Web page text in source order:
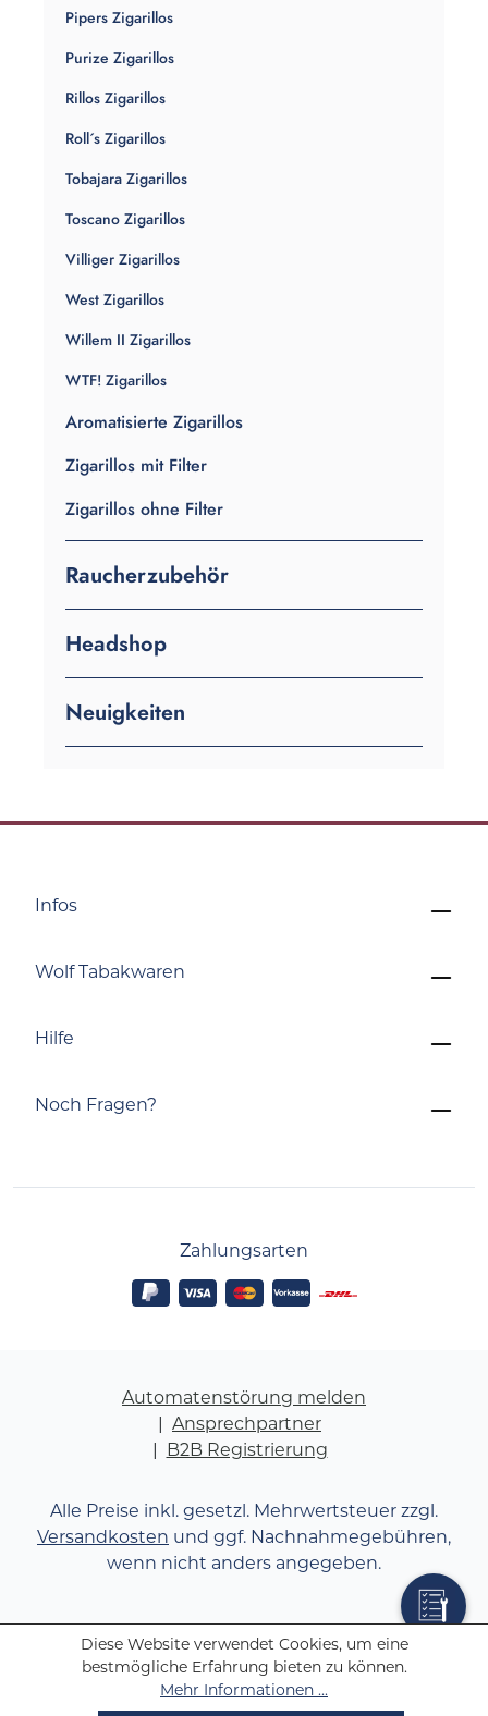
Pipers Zigarillos
Purize Zigarillos
Rillos Zigarillos
Roll´s Zigarillos
Tobajara Zigarillos
Toscano Zigarillos
Villiger Zigarillos
West Zigarillos
Willem II Zigarillos
WTF! Zigarillos
Aromatisierte Zigarillos
Zigarillos mit Filter
Zigarillos ohne Filter
Raucherzubehör
Headshop
Neuigkeiten
Noch Fragen?
Infos
Wolf Tabakwaren
Hilfe
Zahlungsarten
Automatenstörung melden
Ansprechpartner
B2B Registrierung
Alle Preise inkl. gesetzl. Mehrwertsteuer zzgl.
Versandkosten und ggf. Nachnahmegebühren,
wenn nicht anders angegeben.
Diese Website verwendet Cookies, um eine
bestmögliche Erfahrung bieten zu können.
Mehr Informationen ...